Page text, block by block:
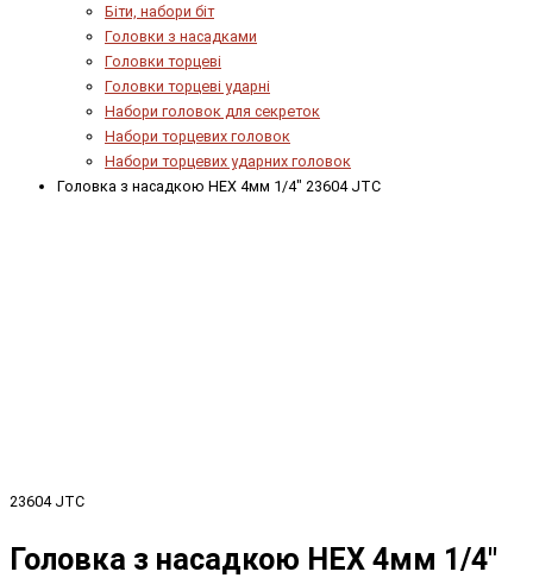
Біти, набори біт
Головки з насадками
Головки торцеві
Головки торцеві ударні
Набори головок для секреток
Набори торцевих головок
Набори торцевих ударних головок
Головка з насадкою HEX 4мм 1/4" 23604 JTC
23604 JTC
Головка з насадкою HEX 4мм 1/4"